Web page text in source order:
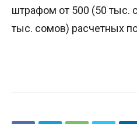
штрафом от 500 (50 тыс.
тыс. сомов) расчетных